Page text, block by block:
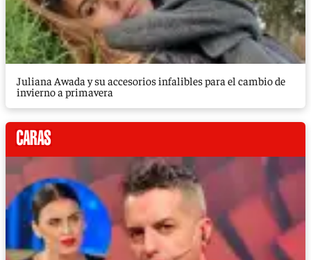
Juliana Awada y su accesorios infalibles para el cambio de
invierno a primavera